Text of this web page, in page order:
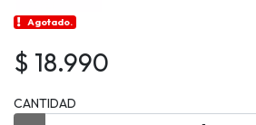
Agotado.
$ 18.990
CANTIDAD